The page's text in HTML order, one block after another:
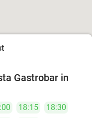
38%
Gastrobar in
18:15
18:30